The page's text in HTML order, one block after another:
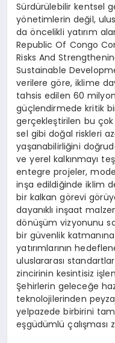
Sürdürülebilir kentsel
yönetimlerin değil,
da öncelikli yatırım
Republic Of Congo
Risks And
Sustainable
verilere göre, iklime
tahsis edilen 60
güçlendirmede kritik
gerçekleştirilen bu çok
sel gibi doğal riskleri
yaşanabilirliğini
ve yerel kalkınmayı
entegre projeler,
inşa edildiğinde iklim
bir kalkan görevi
dayanıklı inşaat
dönüşüm vizyonunu
bir güvenlik
yatırımlarının
uluslararası
zincirinin kesintisiz
Şehirlerin geleceğe
teknolojilerinden
yelpazede birbirini
eşgüdümlü çalışması